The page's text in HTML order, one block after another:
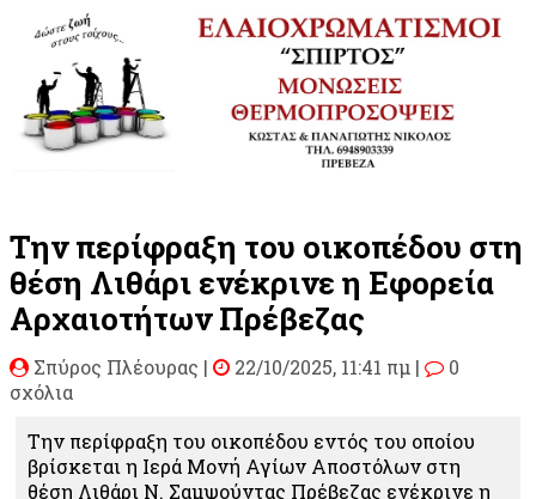
Την περίφραξη του οικοπέδου στη
θέση Λιθάρι ενέκρινε η Εφορεία
Αρχαιοτήτων Πρέβεζας
Σπύρος Πλέουρας | 22/10/2025, 11:41 πμ |
0
σχόλια
Την περίφραξη του οικοπέδου εντός του οποίου
βρίσκεται η Ιερά Μονή Αγίων Αποστόλων στη
θέση Λιθάρι Ν. Σαμψούντας Πρέβεζας ενέκρινε η